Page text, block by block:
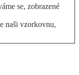
se, zobrazené
naši vzorkovnu,